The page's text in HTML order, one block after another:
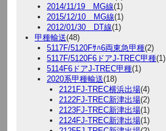
2014/11/19 MG線(1)
2015/12/10 MG線(1)
2012/01/30 DT線(1)
甲種輸送(48)
5117F/5120Fｻﾊ6両東急甲種(2)
5117F/5120F6ドアJ-TREC甲種(1)
5114F6ドアJ-TREC甲種(1)
2020系甲種輸送(18)
2121FJ-TREC横浜出場(4)
2122FJ-TREC新津出場(2)
2123FJ-TREC新津出場(1)
2124FJ-TREC新津出場(1)